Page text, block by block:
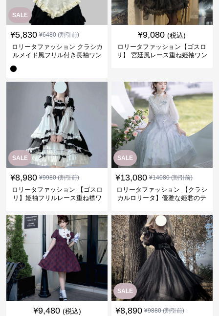
SALE
¥5,830 ¥6480(割引前)
ロリータファッション クラシカ
ルメイド風フリル付き長袖ワン
¥9,080 (税込)
ロリータファッション【ゴスロ
リ】 宮廷風レース重ね姫袖ワン
SALE
¥8,980 ¥9980(割引前)
ロリータファッション 【ゴスロ
リ】姫袖フリルレース重ね襟ワ
SALE
¥13,080 ¥14080(割引前)
ロリータファッション 【クラシ
カルロリータ】優雅な姫君のテ
¥9,480 (税込)
SALE
¥8,890 ¥9880(割引前)